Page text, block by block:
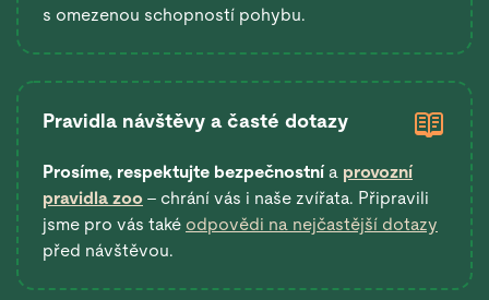
s omezenou schopností pohybu.
Pravidla návštěvy a časté dotazy
Prosíme, respektujte bezpečnostní a provozní
pravidla zoo – chrání vás i naše zvířata. Připravili
jsme pro vás také odpovědi na nejčastější dotazy
před návštěvou.